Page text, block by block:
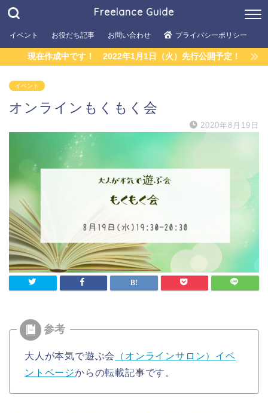
Freelance Guide
イベント お役だち記事 お問い合わせ プライバシーポリシー
現在作成中です！ 2022年1月1日（火）先行公開予定！
イベント
オンラインもくもく会
2020年8月19日
大人が本気で遊ぶ会
（オンラインサロン）イベ
ントページからの転載記事です。